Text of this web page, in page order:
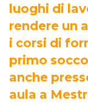
luoghi di
rendere un
i corsi di
primo
anche
aula a